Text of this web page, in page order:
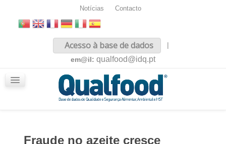
Notícias Contacto
Acesso à base de dados
|
em@il: qualfood@idq.pt
Fraude no azeite cresce